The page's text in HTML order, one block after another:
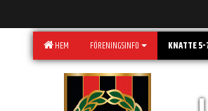
HEM FÖRENINGSINFO KNATTE 5-